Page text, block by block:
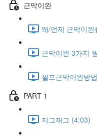
근막이완
왜/언제 근막이
근막이완 3가지
셀프근막이완방
PART 1
지그재그 (4:03)